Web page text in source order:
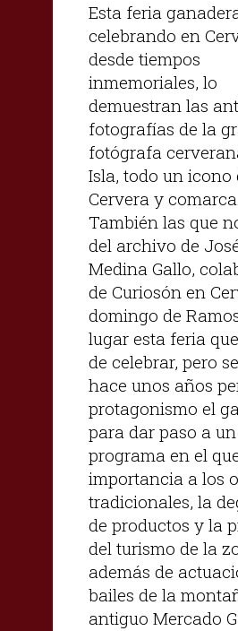
Esta feria
celebrando en
desde tiempos
inmemoriales, lo
demuestran las
fotografías de la
fotógrafa
Isla, todo un icono
Cervera y comarca.
También las que
del archivo de
Medina Gallo,
de Curiosón en
domingo de
lugar esta feria
de celebrar, pero
hace unos años
protagonismo el
para dar paso a
programa en el
importancia a los
tradicionales, la
de productos y la
del turismo de la
además de
bailes de la
antiguo Mercado